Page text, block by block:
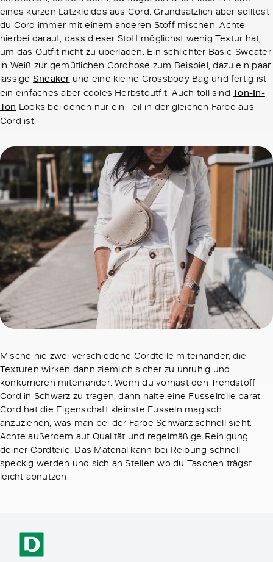
eines kurzen Latzkleides aus Cord. Grundsätzlich aber solltest
du Cord immer mit einem anderen Stoff mischen. Achte
hierbei darauf, dass dieser Stoff möglichst wenig Textur hat,
um das Outfit nicht zu überladen. Ein schlichter Basic-Sweater
in Weiß zur gemütlichen Cordhose zum Beispiel, dazu ein paar
lässige Sneaker und eine kleine Crossbody Bag und fertig ist
ein einfaches aber cooles Herbstoutfit. Auch toll sindTon-In-
Ton Looks bei denen nur ein Teil in der gleichen Farbe aus
Cord ist.
Mische nie zwei verschiedene Cordteile miteinander, die
Texturen wirken dann ziemlich sicher zu unruhig und
konkurrieren miteinander. Wenn du vorhast den Trendstoff
Cord in Schwarz zu tragen, dann halte eine Fusselrolle parat.
Cord hat die Eigenschaft kleinste Fusseln magisch
anzuziehen, was man bei der Farbe Schwarz schnell sieht.
Achte außerdem auf Qualität und regelmäßige Reinigung
deiner Cordteile. Das Material kann bei Reibung schnell
speckig werden und sich an Stellen wo du Taschen trägst
leicht abnutzen.